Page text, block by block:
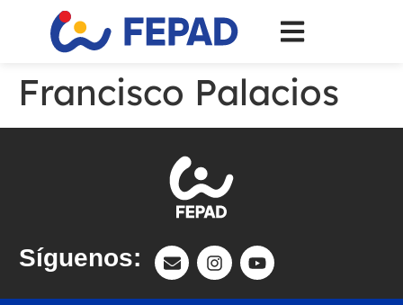
Francisco Palacios
Síguenos: